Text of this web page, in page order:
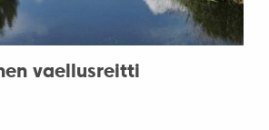
vaellusreitti